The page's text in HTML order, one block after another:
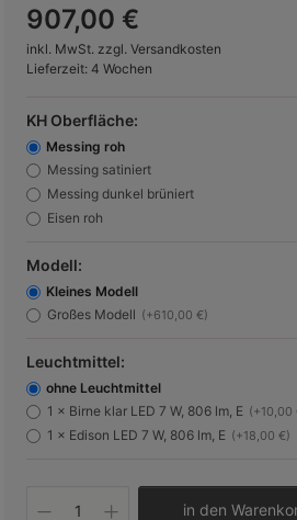
Kleines Modell in „Messing roh“
907,00 €
inkl. MwSt. zzgl. Versandkosten
Lieferzeit: 4 Wochen
KH Oberfläche:
Messing roh
Messing satiniert
Messing dunkel brüniert
Eisen roh
Modell:
Kleines Modell
Großes Modell (+610,00 €)
Leuchtmittel:
ohne Leuchtmittel
1 × Birne klar LED 7 W, 806 lm, E (+10,00
1 × Edison LED 7 W, 806 lm, E (+18,00 €)
Produkt Anzahl:
in den